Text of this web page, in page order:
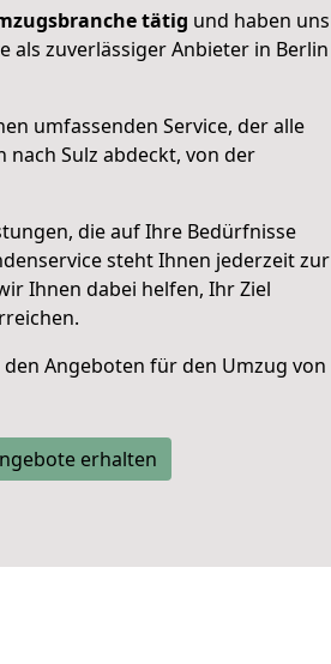
tätig und haben uns
zuverlässiger Anbieter in Berlin
umfassenden Service, der alle
nach Sulz abdeckt, von der
die auf Ihre Bedürfnisse
steht Ihnen jederzeit zur
Ihnen dabei helfen, Ihr Ziel
den Angeboten für den Umzug von
erhalten